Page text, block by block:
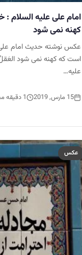
امام على عليه السلام
كهنه نمى شود
عکس نوشته حدیث امام على
است كه كهنه نمى شود
عليه…
15 مارس, 2019 1 دقیقه مطالعه
عکس